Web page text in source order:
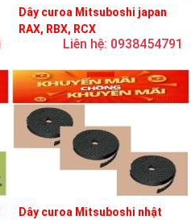
Dây curoa Mitsuboshi japan
RAX, RBX, RCX
Liên hệ: 0938454791
Dây curoa Mitsuboshi nhật